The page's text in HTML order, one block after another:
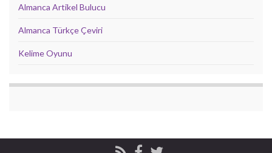
Almanca Artikel Bulucu
Almanca Türkçe Çeviri
Kelime Oyunu